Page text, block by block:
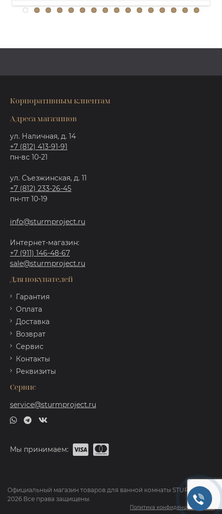
Корпоративным клиентам
Адреса магазинов
ул. Наличная, д. 14
+7 (812) 413-91-91
пн-вс 10-21
ул. Съезжинская, д. 11
+7 (812) 233-26-45
пн-пт 10-19
info@sturmproject.ru
Интернет-магазин:
+7 (911) 146-48-67
sale@sturmproject.ru
Для покупателей
Гарантия
Оплата
Доставка
Возврат
Сервис
Контакты
Реквизиты
Сервис
service@sturmproject.ru
Мы принимаем:
Официальный магазин товаров для ванной комнаты STURM ©
2026 Все права защищены.
Политика конфиденциальности